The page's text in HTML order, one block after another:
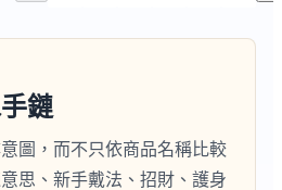
鏈
圖，而不只依商品名稱比較
思、新手戴法、招財、護身